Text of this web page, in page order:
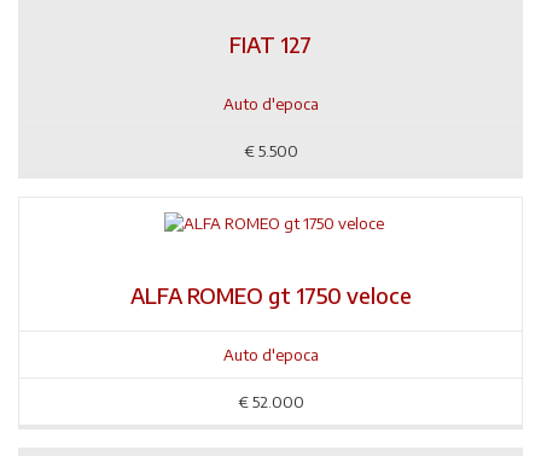
FIAT 127
Auto d'epoca
€ 5.500
ALFA ROMEO gt 1750 veloce
Auto d'epoca
€ 52.000